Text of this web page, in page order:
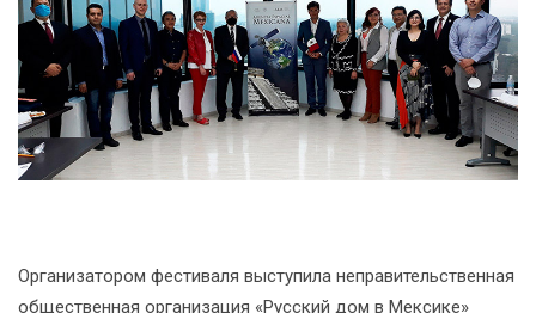
Организатором фестиваля выступила неправительственная
общественная организация «Русский дом в Мексике»